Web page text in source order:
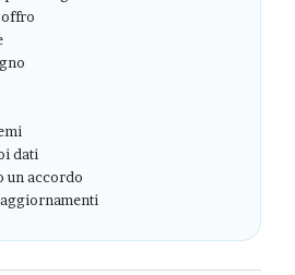
offro
dati
un accordo